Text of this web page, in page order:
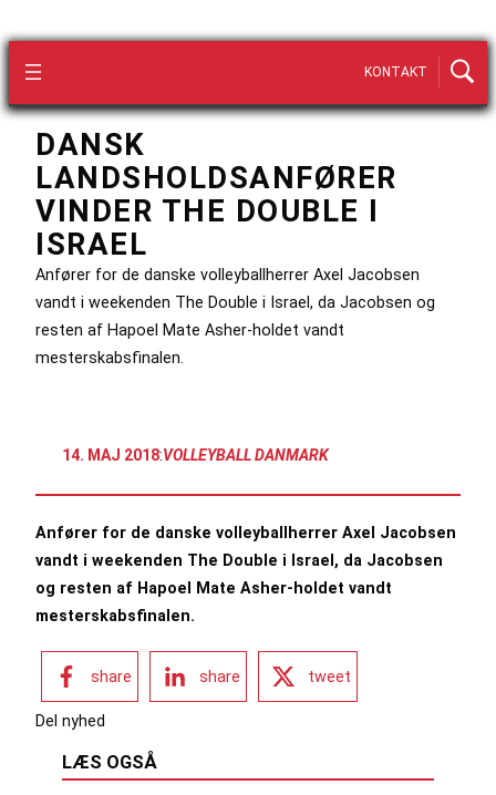
KONTAKT
DANSK
LANDSHOLDSANFØRER
VINDER THE DOUBLE I
ISRAEL
Anfører for de danske volleyballherrer Axel Jacobsen
vandt i weekenden The Double i Israel, da Jacobsen og
resten af Hapoel Mate Asher-holdet vandt
mesterskabsfinalen.
14. MAJ 2018:VOLLEYBALL DANMARK
Anfører for de danske volleyballherrer Axel Jacobsen
vandt i weekenden The Double i Israel, da Jacobsen
og resten af Hapoel Mate Asher-holdet vandt
mesterskabsfinalen.
share share tweet
Del nyhed
LÆS OGSÅ